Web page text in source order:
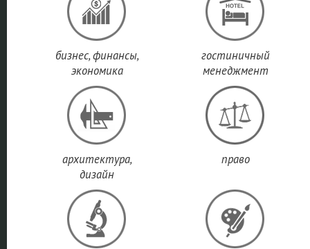
бизнес, финансы,
экономика
гостиничный
менеджмент
архитектура,
дизайн
право